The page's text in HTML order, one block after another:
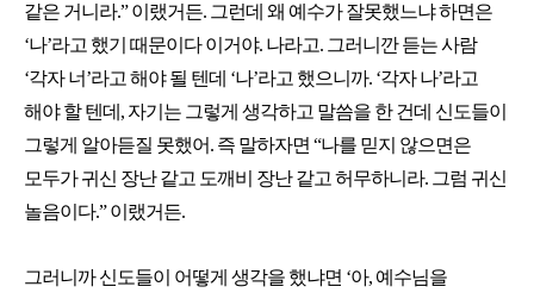
같은 거니라.” 이랬거든. 그런데 왜 예수가 잘못했느냐 하면은
‘나’라고 했기 때문이다 이거야. 나라고. 그러니깐 듣는 사람
‘각자 너’라고 해야 될 텐데 ‘나’라고 했으니까. ‘각자 나’라고
해야 할 텐데, 자기는 그렇게 생각하고 말씀을 한 건데 신도들이
그렇게 알아듣질 못했어. 즉 말하자면 “나를 믿지 않으면은
모두가 귀신 장난 같고 도깨비 장난 같고 허무하니라. 그럼 귀신
놀음이다.” 이랬거든.
그러니까 신도들이 어떻게 생각을 했냐면 ‘아, 예수님을